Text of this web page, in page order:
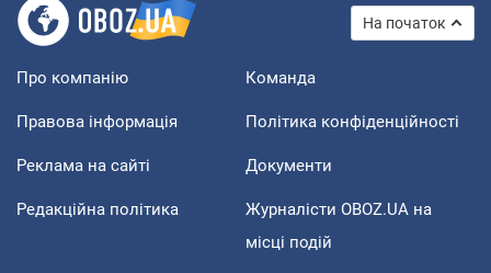
На початок
Про компанію Команда
Правова інформація Політика конфіденційності
Реклама на сайті Документи
Редакційна політика
Журналісти OBOZ.UA на
місці подій